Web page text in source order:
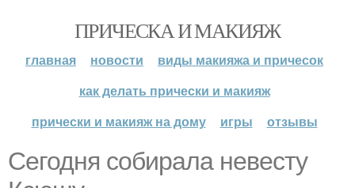
ПРИЧЕСКА И МАКИЯЖ
главная новости
виды макияжа и причесок
как делать прически и макияж
прически и макияж на дому
игры отзывы
Сегодня собирала невесту